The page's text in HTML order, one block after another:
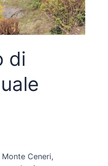
di
Ceneri,